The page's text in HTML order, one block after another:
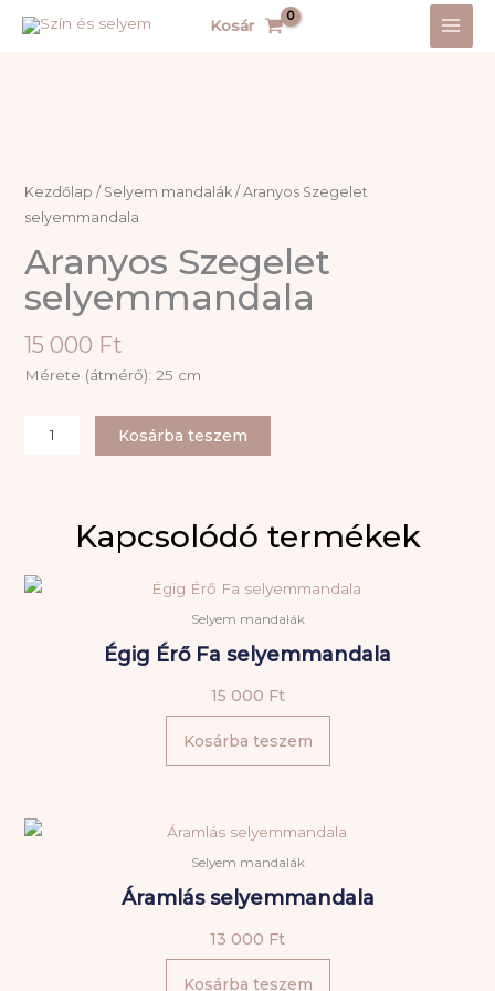
Kosár
Kezdőlap / Selyem mandalák / Aranyos Szegelet
selyemmandala
Aranyos Szegelet
selyemmandala
15 000 Ft
Mérete (átmérő): 25 cm
Aranyos
Kosárba teszem
Kapcsolódó termékek
Selyem mandalák
Égig Érő Fa selyemmandala
15 000 Ft
Kosárba teszem
Selyem mandalák
Áramlás selyemmandala
13 000 Ft
Kosárba teszem